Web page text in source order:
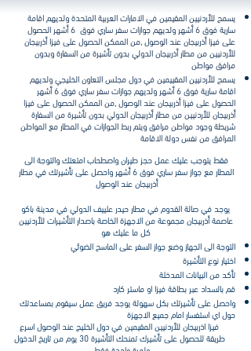
يسمح للأردنيين المقيمين في الامارات العربية المتحدة ولديهم اقامة
سارية فوق 6 أشهر ولديهم جوازات سفر ساري فوق 6 أشهر الحصول
على فيزا أذربيجان عند الوصول ,من الممكن الحصول على فيزا أذربيجان
للأردنيين من مطار أذربيجان الدولي بدون تأشيرة من السفارة وبدون
مرافق مواطن
يسمح للأردنيين المقييمين في دول مجلس التعاون الخليجي ولديهم
اقامة سارية فوق 6 أشهر ولديهم جوازات سفر ساري فوق 6 أشهر
الحصول على فيزا أذربيجان عند الوصول ,من الممكن الحصول على فيزا
أذربيجان للأردنيين من مطار أذربيجان الدولي بدون تأشيرة من السفارة
شريطة وجود مواطن مرافق ويتم ربط الجوازات في المطار مع المواطن
المرافق من نفس دولة الاقامة
فقط يتوجب عليك عمل حجز طيران واصطحاب امتعتك والتوجة الى
المطار مع جواز سفر ساري فوق 6 أشهر واحصل على تأشيرتك في مطار
أذربيجان عند الوصول
يوجد في صالة القدوم في مطار حيدر علييف الدولي في مدينة باكو
عاصمة أذربيجان مجموعة من الاجهزة الخاصة باصدار التأشيرات للأردنيين
كل ما عليك هو
التوجة الى الجهاز وضع جواز السفر على الماسح الضوئي
اختيار نوع التأشيرة
تأكد من البيانات المدخلة
قم بالسداد عبر بطاقة فيزا او ماستر كارد
واحصل على تأشيرتك بكل سهولة يوجد فريق عمل سيقوم بمساعدتك
حول اي استفسار امام جميع الاجهزة
فيزا اذربيجان للأردنيين المقيمين في دول الخليج عند الوصول اسرع
طريقة للحصول على تأشيرك تمنحك التأشيرة 30 يوم من تاريخ الدخول